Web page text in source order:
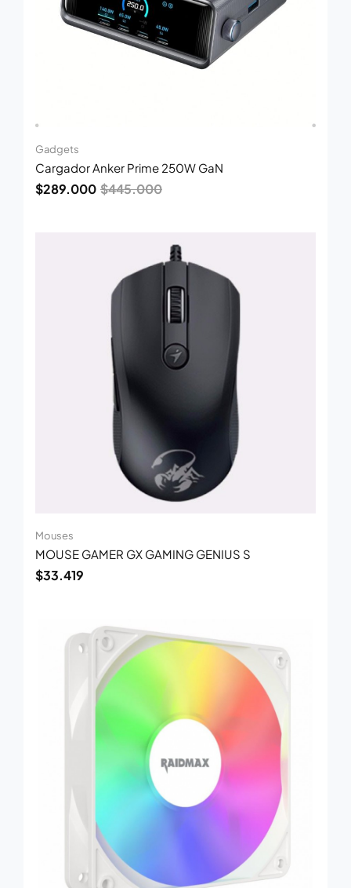
Gadgets
Cargador Anker Prime 250W GaN
$445.000
$289.000
Mouses
MOUSE GAMER GX GAMING GENIUS S
$33.419